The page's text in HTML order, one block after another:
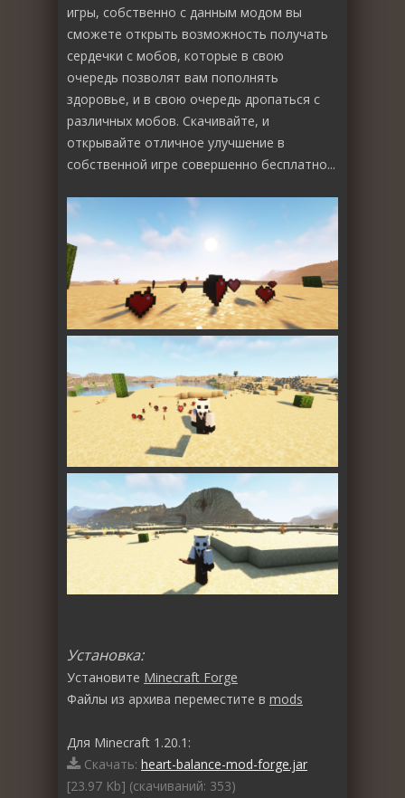
игры, собственно с данным модом вы
сможете открыть возможность получать
сердечки с мобов, которые в свою
очередь позволят вам пополнять
здоровье, и в свою очередь дропаться с
различных мобов. Скачивайте, и
открывайте отличное улучшение в
собственной игре совершенно бесплатно...
Установка:
Установите Minecraft Forge
Файлы из архива переместите в mods
Для Minecraft 1.20.1:
Скачать: heart-balance-mod-forge.jar
[23.97 Kb] (cкачиваний: 353)